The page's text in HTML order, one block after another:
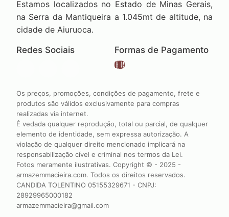
Estamos localizados no Estado de Minas Gerais,
na Serra da Mantiqueira a 1.045mt de altitude, na
cidade de Aiuruoca.
Redes Sociais
Formas de Pagamento
Os preços, promoções, condições de pagamento, frete e
produtos são válidos exclusivamente para compras
realizadas via internet.
É vedada qualquer reprodução, total ou parcial, de qualquer
elemento de identidade, sem expressa autorização. A
violação de qualquer direito mencionado implicará na
responsabilização cível e criminal nos termos da Lei.
Fotos meramente ilustrativas. Copyright © - 2025 -
armazemmacieira.com. Todos os direitos reservados.
CANDIDA TOLENTINO 05155329671 - CNPJ:
28929965000182
armazemmacieira@gmail.com